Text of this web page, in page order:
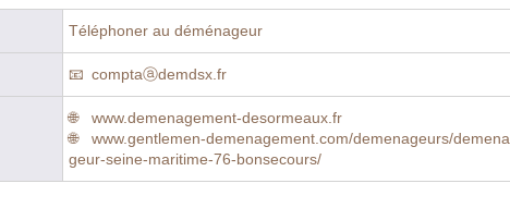
Téléphoner au déménageur
comptaⓐdemdsx.fr
www.demenagement-desormeaux.fr
www.gentlemen-demenagement.com/demenageurs/demena
geur-seine-maritime-76-bonsecours/